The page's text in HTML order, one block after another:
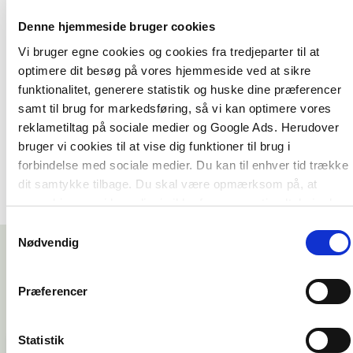
Denne hjemmeside bruger cookies
Vi bruger egne cookies og cookies fra tredjeparter til at
optimere dit besøg på vores hjemmeside ved at sikre
funktionalitet, generere statistik og huske dine præferencer
samt til brug for markedsføring, så vi kan optimere vores
reklametiltag på sociale medier og Google Ads. Herudover
bruger vi cookies til at vise dig funktioner til brug i
forbindelse med sociale medier. Du kan til enhver tid trække
dit samtykke tilbage. Du skal være opmærksom på, at
vores hjemmeside muligvis ikke fungerer optimalt, hvis du
Nødvendig
Præferencer
Statistik
individuelle psykologiske faktorer kan have
til sidst brikkerne igen med bud på fælles
behandlingsprincipper og ikke mindst nye
samfundsnormer, som sætter retningen for en
fremtid, hvor vi alle hænger bedre sammen.